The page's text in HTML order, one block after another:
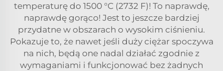
temperaturę do 1500 °C (2732 F)! To naprawdę,
naprawdę gorąco! Jest to jeszcze bardziej
przydatne w obszarach o wysokim ciśnieniu.
Pokazuje to, że nawet jeśli duży ciężar spoczywa
na nich, będą one nadal działać zgodnie z
wymaganiami i funkcjonować bez żadnych